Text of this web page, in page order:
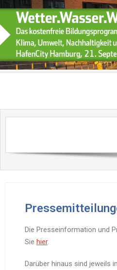
Die Presseinformation und
Sie hier.
Darüber hinaus sind jeweils